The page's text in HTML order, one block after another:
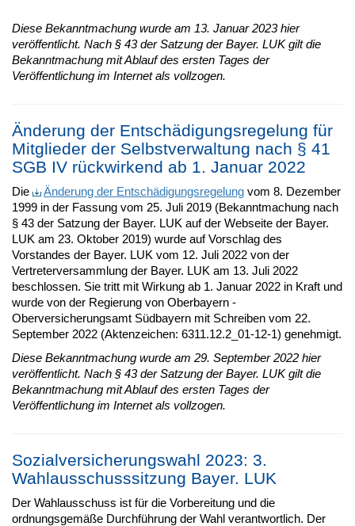
Diese Bekanntmachung wurde am 13. Januar 2023 hier
veröffentlicht. Nach § 43 der Satzung der Bayer. LUK gilt die
Bekanntmachung mit Ablauf des ersten Tages der
Veröffentlichung im Internet als vollzogen.
Änderung der Entschädigungsregelung für
Mitglieder der Selbstverwaltung nach § 41
SGB IV rückwirkend ab 1. Januar 2022
Die Änderung der Entschädigungsregelung vom 8. Dezember
1999 in der Fassung vom 25. Juli 2019 (Bekanntmachung nach
§ 43 der Satzung der Bayer. LUK auf der Webseite der Bayer.
LUK am 23. Oktober 2019) wurde auf Vorschlag des
Vorstandes der Bayer. LUK vom 12. Juli 2022 von der
Vertreterversammlung der Bayer. LUK am 13. Juli 2022
beschlossen. Sie tritt mit Wirkung ab 1. Januar 2022 in Kraft und
wurde von der Regierung von Oberbayern -
Oberversicherungsamt Südbayern mit Schreiben vom 22.
September 2022 (Aktenzeichen: 6311.12.2_01-12-1) genehmigt.
Diese Bekanntmachung wurde am 29. September 2022 hier
veröffentlicht. Nach § 43 der Satzung der Bayer. LUK gilt die
Bekanntmachung mit Ablauf des ersten Tages der
Veröffentlichung im Internet als vollzogen.
Sozialversicherungswahl 2023: 3.
Wahlausschusssitzung Bayer. LUK
Der Wahlausschuss ist für die Vorbereitung und die
ordnungsgemäße Durchführung der Wahl verantwortlich. Der